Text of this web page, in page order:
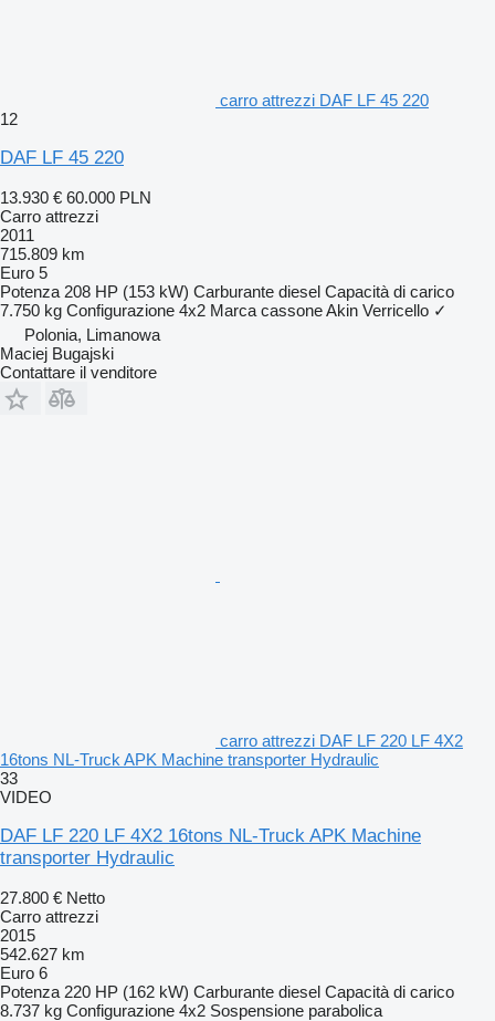
carro attrezzi DAF LF 45 220
12
DAF LF 45 220
13.930 € 60.000 PLN
Carro attrezzi
2011
715.809 km
Euro 5
Potenza 208 HP (153 kW) Carburante diesel Capacità di carico
7.750 kg Configurazione 4x2 Marca cassoneAkin Verricello ✓
Polonia, Limanowa
Maciej Bugajski
Contattare il venditore
carro attrezzi DAF LF 220 LF 4X2
16tons NL-Truck APK Machine transporter Hydraulic
33
VIDEO
DAF LF 220 LF 4X2 16tons NL-Truck APK Machine
transporter Hydraulic
27.800 € Netto
Carro attrezzi
2015
542.627 km
Euro 6
Potenza 220 HP (162 kW) Carburante diesel Capacità di carico
8.737 kg Configurazione 4x2 Sospensione parabolica